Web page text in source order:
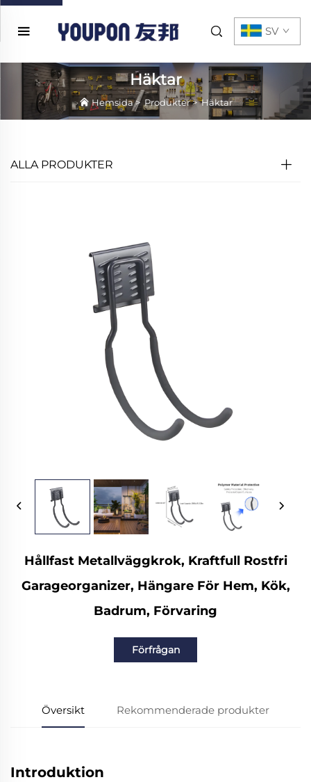
SV
Häktar
Hemsida>Produkter>Häktar
ALLA PRODUKTER
Hållfast Metallväggkrok, Kraftfull Rostfri
Garageorganizer, Hängare För Hem, Kök,
Badrum, Förvaring
Förfrågan
Översikt Rekommenderade produkter
Introduktion